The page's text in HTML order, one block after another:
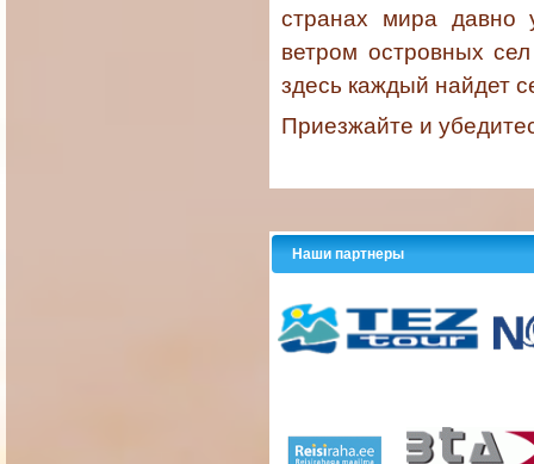
странах мира давно
ветром островных
здесь каждый найдет
Приезжайте и
Наши партнеры